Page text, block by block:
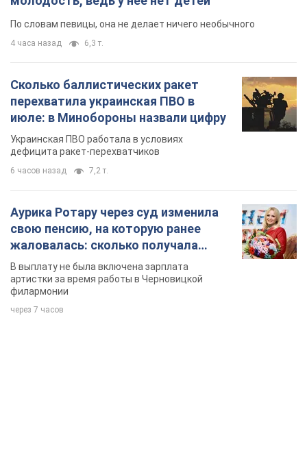
По словам певицы, она не делает ничего необычного
4 часа назад 6,3 т.
Сколько баллистических ракет
перехватила украинская ПВО в
июле: в Минобороны назвали цифру
Украинская ПВО работала в условиях
дефицита ракет-перехватчиков
6 часов назад 7,2 т.
Аурика Ротару через суд изменила
свою пенсию, на которую ранее
жаловалась: сколько получала
певица
В выплату не была включена зарплата
артистки за время работы в Черновицкой
филармонии
через 7 часов